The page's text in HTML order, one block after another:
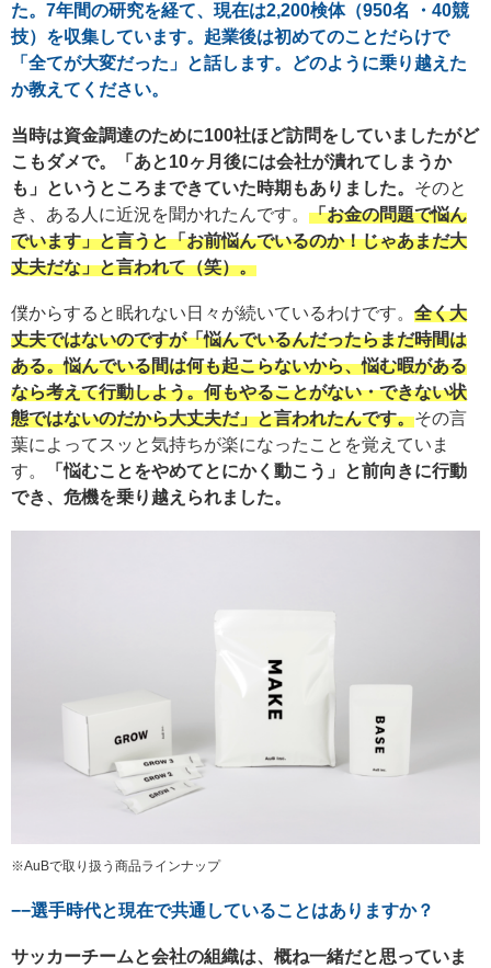
た。7年間の研究を経て、現在は2,200検体（950名 ・40競
技）を収集しています。起業後は初めてのことだらけで
「全てが大変だった」と話します。どのように乗り越えた
か教えてください。
当時は資金調達のために100社ほど訪問をしていましたがど
こもダメで。「あと10ヶ月後には会社が潰れてしまうか
も」というところまできていた時期もありました。 そのと
き、ある人に近況を聞かれたんです。 「お金の問題で悩ん
でいます」と言うと「お前悩んでいるのか！じゃあまだ大
丈夫だな」と言われて（笑）。
僕からすると眠れない日々が続いているわけです。 全く大
丈夫ではないのですが「悩んでいるんだったらまだ時間は
ある。悩んでいる間は何も起こらないから、悩む暇がある
なら考えて行動しよう。何もやることがない・できない状
態ではないのだから大丈夫だ」と言われたんです。その言
葉によってスッと気持ちが楽になったことを覚えていま
す。
「悩むことをやめてとにかく動こう」と前向きに行動
でき、危機を乗り越えられました。
※AuBで取り扱う商品ラインナップ
−−選手時代と現在で共通していることはありますか？
サッカーチームと会社の組織は、概ね一緒だと思っていま